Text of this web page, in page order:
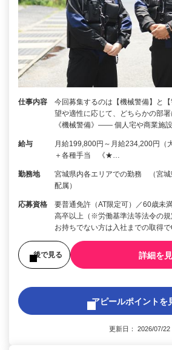
仕事内容
今回募集するのは【機械警備】と
望や適性に応じて、どちらかの部
《機械警備》―― 個人宅や商業施
給与
月給199,800円～月給234,200円（
＋各種手当 《★…
勤務地
宮城県内各エリアでの勤務 （宮城
配属）
応募資格
要普通免許（AT限定可）／60歳未
高卒以上（※労働基準法等法令の
お持ちでない方は入社までの取得で
後で見る 詳細を
アピールポイントを
更新日： 2026/07/